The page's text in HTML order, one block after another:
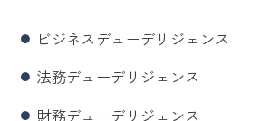
ビジネスデューデリジェンス
法務デューデリジェンス
財務デューデリジェンス